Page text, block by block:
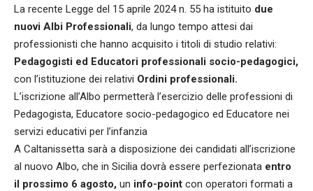
La recente Legge del 15 aprile 2024 n. 55 ha istituito due
nuovi Albi Professionali, da lungo tempo attesi dai
professionisti che hanno acquisito i titoli di studio relativi:
Pedagogisti ed Educatori professionali socio-pedagogici,
con l’istituzione dei relativi Ordini professionali.
L’iscrizione all’Albo permetterà l’esercizio delle professioni di
Pedagogista, Educatore socio-pedagogico ed Educatore nei
servizi educativi per l’infanzia
A Caltanissetta sarà a disposizione dei candidati all’iscrizione
al nuovo Albo, che in Sicilia dovrà essere perfezionata entro
il prossimo 6 agosto, un info-point con operatori formati a